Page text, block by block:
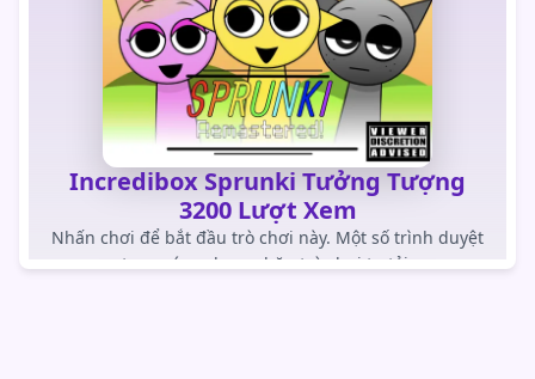
Incredibox Sprunki Tưởng Tượng
3200 Lượt Xem
Nhấn chơi để bắt đầu trò chơi này. Một số trình duyệt
trong ứng dụng chặn trò chơi tự tải.